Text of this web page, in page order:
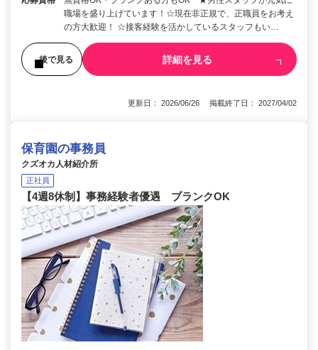
職場を盛り上げています！☆現在非正規で、正職員をお考え
の方大歓迎！ ☆接客経験を活かしているスタッフもい…
後で見る 詳細を見る
更新日： 2026/06/26 掲載終了日： 2027/04/02
保育園の事務員
クズオカ人材紹介所
正社員
【4週8休制】事務経験者優遇 ブランクOK